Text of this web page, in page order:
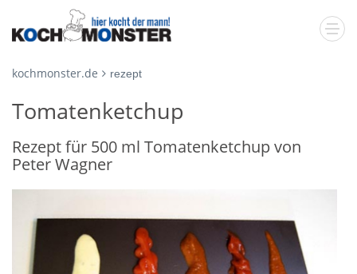
kochmonster.de rezept
Tomatenketchup
Rezept für 500 ml Tomatenketchup von
Peter Wagner